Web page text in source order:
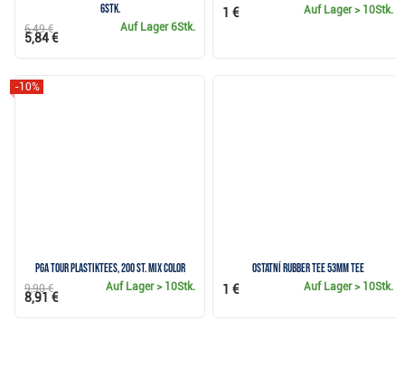
6Stk.
Auf Lager6Stk.
6,49 €
5,84 €
Auf Lager> 10Stk.
1 €
PGA Tour Plastiktees, 200 St. MIX COLOR
-10%
Auf Lager> 10Stk.
9,90 €
8,91 €
Ostatní Rubber Tee 53mm Tee
Auf Lager> 10Stk.
1 €